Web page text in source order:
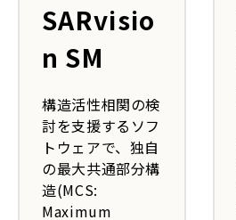
SARvisio
n SM
構造活性相関の検
討を支援するソフ
トウェアで、独自
の最大共通部分構
造(MCS:
Maximum